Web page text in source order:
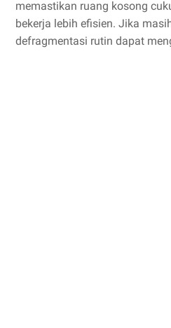
memastikan ruang kosong
bekerja lebih efisien. Jika
defragmentasi rutin dapat